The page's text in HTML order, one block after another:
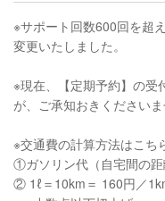
※サポート回数600回を超
変更いたしました。
※現在、【定期予約】の受
が、ご承知おきくださいま
※交通費の計算方法はこち
①ガソリン代（自宅間の
② 1ℓ＝10km＝ 160円／